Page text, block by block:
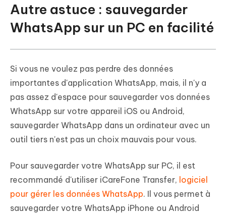
Autre astuce : sauvegarder
WhatsApp sur un PC en facilité
Si vous ne voulez pas perdre des données
importantes d'application WhatsApp, mais, il n'y a
pas assez d'espace pour sauvegarder vos données
WhatsApp sur votre appareil iOS ou Android,
sauvegarder WhatsApp dans un ordinateur avec un
outil tiers n'est pas un choix mauvais pour vous.
Pour sauvegarder votre WhatsApp sur PC, il est
recommandé d'utiliser iCareFone Transfer, logiciel
pour gérer les données WhatsApp. Il vous permet à
sauvegarder votre WhatsApp iPhone ou Android